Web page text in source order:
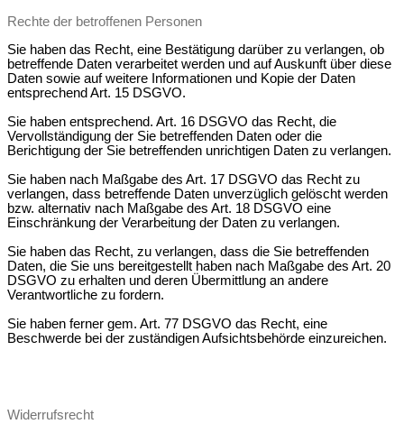
Rechte der betroffenen Personen
Sie haben das Recht, eine Bestätigung darüber zu verlangen, ob
betreffende Daten verarbeitet werden und auf Auskunft über diese
Daten sowie auf weitere Informationen und Kopie der Daten
entsprechend Art. 15 DSGVO.
Sie haben entsprechend. Art. 16 DSGVO das Recht, die
Vervollständigung der Sie betreffenden Daten oder die
Berichtigung der Sie betreffenden unrichtigen Daten zu verlangen.
Sie haben nach Maßgabe des Art. 17 DSGVO das Recht zu
verlangen, dass betreffende Daten unverzüglich gelöscht werden
bzw. alternativ nach Maßgabe des Art. 18 DSGVO eine
Einschränkung der Verarbeitung der Daten zu verlangen.
Sie haben das Recht, zu verlangen, dass die Sie betreffenden
Daten, die Sie uns bereitgestellt haben nach Maßgabe des Art. 20
DSGVO zu erhalten und deren Übermittlung an andere
Verantwortliche zu fordern.
Sie haben ferner gem. Art. 77 DSGVO das Recht, eine
Beschwerde bei der zuständigen Aufsichtsbehörde einzureichen.
Widerrufsrecht